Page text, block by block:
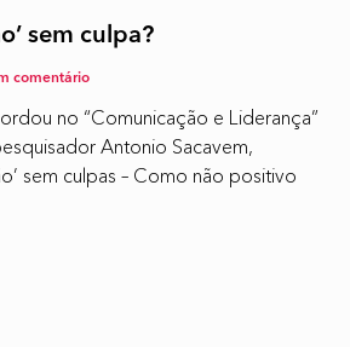
sem culpa?
comentário
no “Comunicação e Liderança”
Antonio Sacavem,
sem culpas – Como não positivo